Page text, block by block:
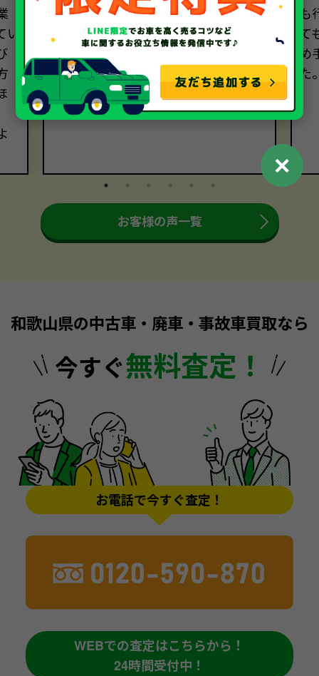
取で安心できる取引でした。スムー
ズな手続きに感謝いたします。
た
お客様の声一覧
和歌山県の中古車・廃車・事故車買取なら
今すぐ無料査定！
お電話で今すぐ査定！
WEBでの査定はこちらから！
24時間受付中！
✕